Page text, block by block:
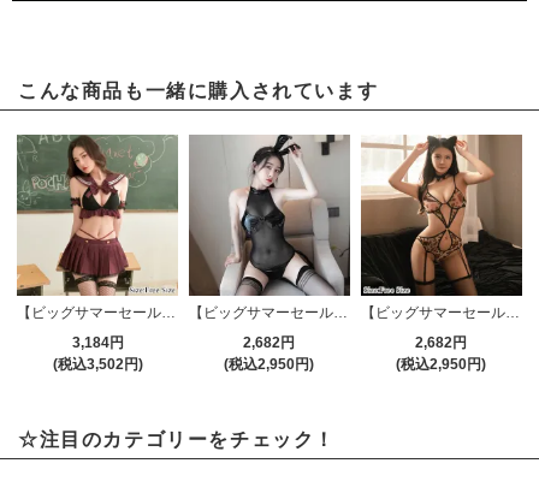
こんな商品も一緒に購入されています
【ビッグサマーセール対象品】セクシーコスプレ(SEXYCOSPLAY) 3305
3,184円
(税込3,502円)
【ビッグサマーセール対象品】セクシーテディ(SEXYTEDDY) 1016
2,682円
(税込2,950円)
【ビッグサマーセール対象品】ガーターランジェリー(GARTER LINGERIE) 724
2,682円
(税込2,950円)
☆注目のカテゴリーをチェック！